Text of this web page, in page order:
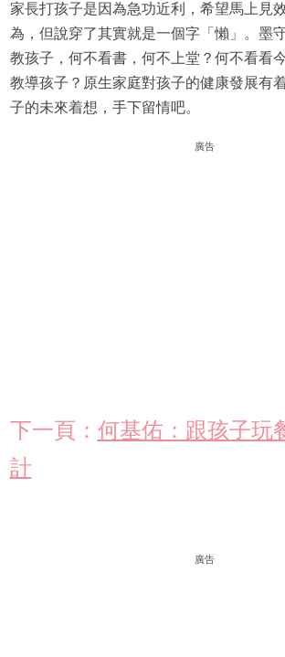
家長打孩子是因為急功近利，希望馬上見
為，但說穿了其實就是一個字「懶」。墨
教孩子，何不看書，何不上堂？何不看看
教導孩子？原生家庭對孩子的健康發展有
子的未來着想，手下留情吧。
廣告
下一頁： 何基佑：跟孩子玩
計
廣告